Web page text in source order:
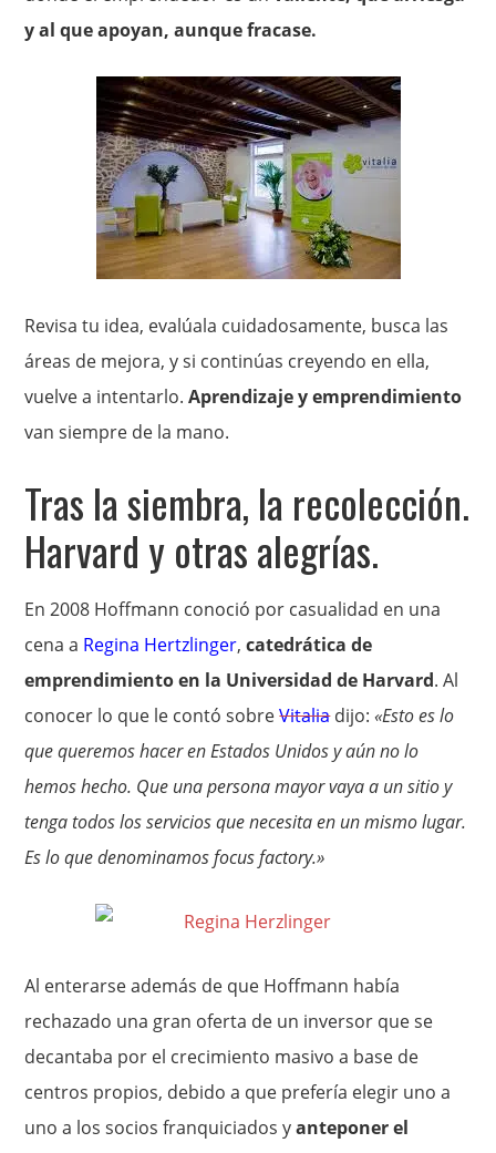
y al que apoyan, aunque fracase.
Revisa tu idea, evalúala cuidadosamente, busca las
áreas de mejora, y si continúas creyendo en ella,
vuelve a intentarlo.Aprendizaje y emprendimiento
van siempre de la mano.
Tras la siembra, la recolección.
Harvard y otras alegrías.
En 2008 Hoffmann conoció por casualidad en una
cena a Regina Hertzlinger,catedrática de
emprendimiento en la Universidad de Harvard. Al
conocer lo que le contó sobreVitaliadijo:«Esto es lo
que queremos hacer en Estados Unidos y aún no lo
hemos hecho. Que una persona mayor vaya a un sitio y
tenga todos los servicios que necesita en un mismo lugar.
Es lo que denominamos focus factory.»
Al enterarse además de que Hoffmann había
rechazado una gran oferta de un inversor que se
decantaba por el crecimiento masivo a base de
centros propios, debido a que prefería elegir uno a
uno a los socios franquiciados yanteponer el